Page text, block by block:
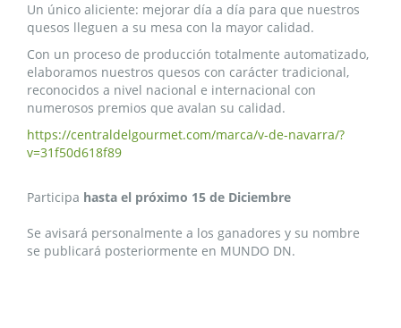
Un único aliciente: mejorar día a día para que nuestros
quesos lleguen a su mesa con la mayor calidad.
Con un proceso de producción totalmente automatizado,
elaboramos nuestros quesos con carácter tradicional,
reconocidos a nivel nacional e internacional con
numerosos premios que avalan su calidad.
https://centraldelgourmet.com/marca/v-de-navarra/?
v=31f50d618f89
Participa hasta el próximo 15 de Diciembre
Se avisará personalmente a los ganadores y su nombre
se publicará posteriormente en MUNDO DN.